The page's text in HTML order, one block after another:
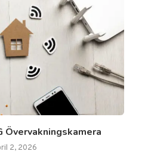
Övervakningskamera
2, 2026